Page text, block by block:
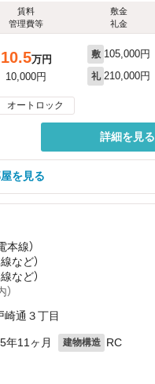
賃料
管理費等
敷金
礼金
10.5万円
10,000円
敷 105,000円
礼 210,000円
オートロック
詳細を見る
を見る
本線）
など）
など）
崎通３丁目
年11ヶ月 建物構造 RC